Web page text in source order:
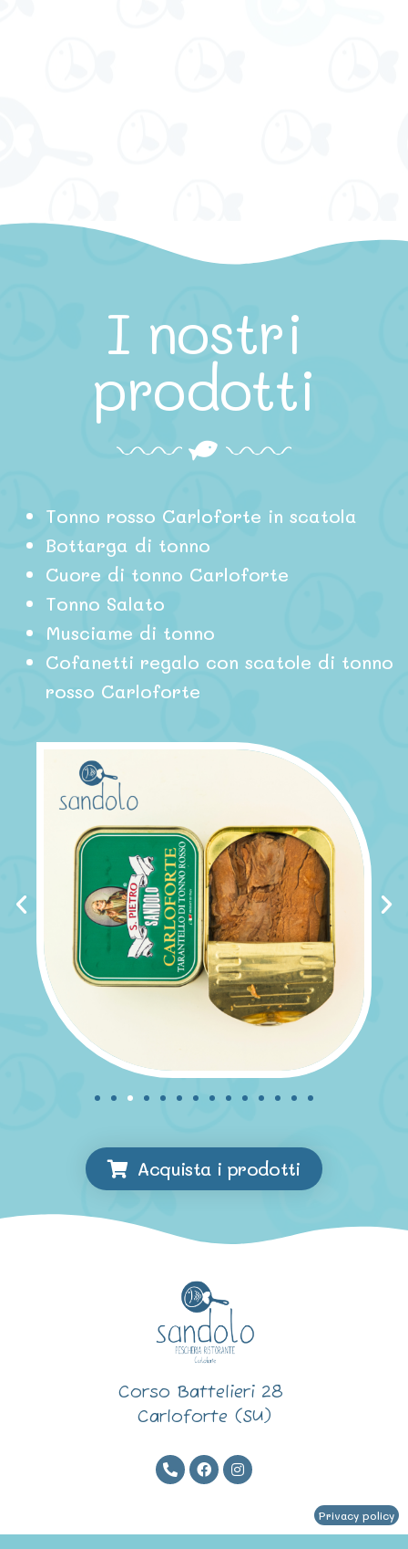
I nostri
prodotti
Tonno rosso Carloforte in scatola
Bottarga di tonno
Cuore di tonno Carloforte
Tonno Salato
Musciame di tonno
Cofanetti regalo con scatole di tonno
rosso Carloforte
Acquista i prodotti
Corso Battelieri 28
Carloforte (SU)
Privacy policy